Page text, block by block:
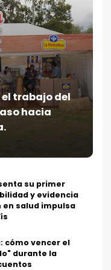
trabajo del
hacia
su primer
y evidencia
en salud impulsa
cómo vencer el
durante la